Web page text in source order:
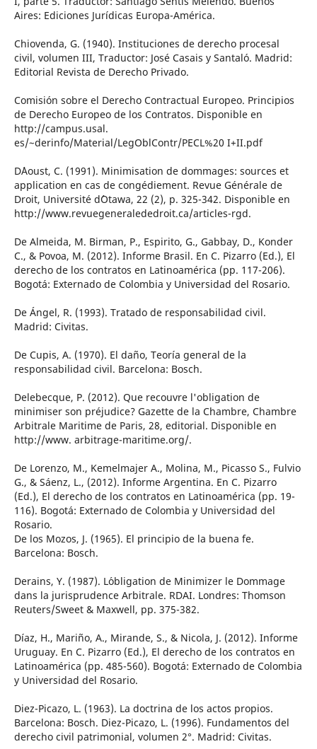
Aires: Ediciones Jurídicas Europa-América.
Chiovenda, G. (1940). Instituciones de derecho procesal
civil, volumen III, Traductor: José Casais y Santaló. Madrid:
Editorial Revista de Derecho Privado.
Comisión sobre el Derecho Contractual Europeo. Principios
de Derecho Europeo de los Contratos. Disponible en
http://campus.usal.
es/~derinfo/Material/LegOblContr/PECL%20 I+II.pdf
D´Aoust, C. (1991). Minimisation de dommages: sources et
application en cas de congédiement. Revue Générale de
Droit, Université d´Otawa, 22 (2), p. 325-342. Disponible en
http://www.revuegeneralededroit.ca/articles-rgd.
De Almeida, M. Birman, P., Espirito, G., Gabbay, D., Konder
C., & Povoa, M. (2012). Informe Brasil. En C. Pizarro (Ed.), El
derecho de los contratos en Latinoamérica (pp. 117-206).
Bogotá: Externado de Colombia y Universidad del Rosario.
De Ángel, R. (1993). Tratado de responsabilidad civil.
Madrid: Civitas.
De Cupis, A. (1970). El daño, Teoría general de la
responsabilidad civil. Barcelona: Bosch.
Delebecque, P. (2012). Que recouvre l'obligation de
minimiser son préjudice? Gazette de la Chambre, Chambre
Arbitrale Maritime de Paris, 28, editorial. Disponible en
http://www. arbitrage-maritime.org/.
De Lorenzo, M., Kemelmajer A., Molina, M., Picasso S., Fulvio
G., & Sáenz, L., (2012). Informe Argentina. En C. Pizarro
(Ed.), El derecho de los contratos en Latinoamérica (pp. 19-
116). Bogotá: Externado de Colombia y Universidad del
Rosario.
De los Mozos, J. (1965). El principio de la buena fe.
Barcelona: Bosch.
Derains, Y. (1987). L´obligation de Minimizer le Dommage
dans la jurisprudence Arbitrale. RDAI. Londres: Thomson
Reuters/Sweet & Maxwell, pp. 375-382.
Díaz, H., Mariño, A., Mirande, S., & Nicola, J. (2012). Informe
Uruguay. En C. Pizarro (Ed.), El derecho de los contratos en
Latinoamérica (pp. 485-560). Bogotá: Externado de Colombia
y Universidad del Rosario.
Diez-Picazo, L. (1963). La doctrina de los actos propios.
Barcelona: Bosch. Diez-Picazo, L. (1996). Fundamentos del
derecho civil patrimonial, volumen 2°. Madrid: Civitas.